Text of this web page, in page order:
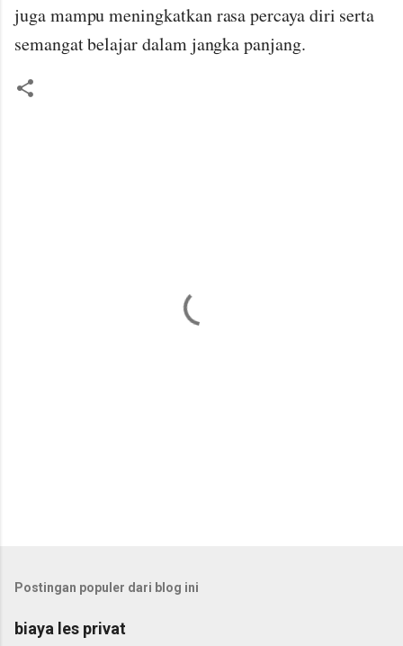
juga mampu meningkatkan rasa percaya diri serta
semangat belajar dalam jangka panjang.
Postingan populer dari blog ini
biaya les privat